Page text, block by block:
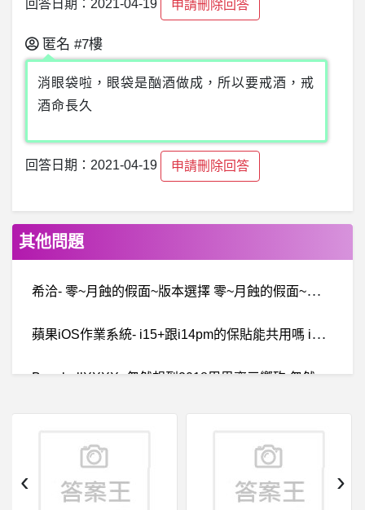
回答日期：2021-04-19 申請刪除回答
匿名 #7樓
消眼袋啦，眼袋是酗酒做成，所以要戒酒，戒
酒命長久
回答日期：2021-04-19 申請刪除回答
其他問題
希
洽- 零~月蝕的假面~版本選擇 零~月蝕的假面~版本選擇
蘋
果iOS作業系統- i15+跟i14pm的保貼能共用嗎 i15+跟i14pm的保貼能共用嗎
B
aseballXXXX- 忽然想到2018周思齊三響砲 忽然想到2018周思齊三響砲
請
問一下 32吋液晶電視螢幕 黑頻 無聲音 會是哪個地方的問題 建議 維修? 還是換新?
TGR寰球彩票詐騙，TGR詐騙
‹ ›